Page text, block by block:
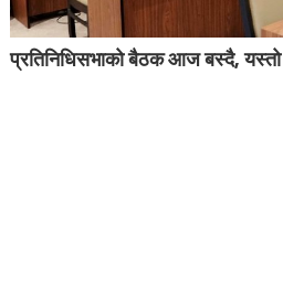
प्रतिनिधिसभाको बैठक आज बस्दै, यस्तो